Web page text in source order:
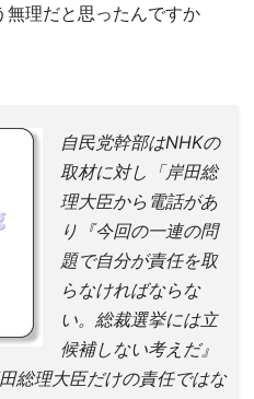
無理だと思ったんですか
自民党幹部はNHKの
取材に対し「岸田総
理大臣から電話があ
り『今回の一連の問
題で自分が責任を取
らなければならな
い。総裁選挙には立
候補しない考えだ』
総理大臣だけの責任ではな